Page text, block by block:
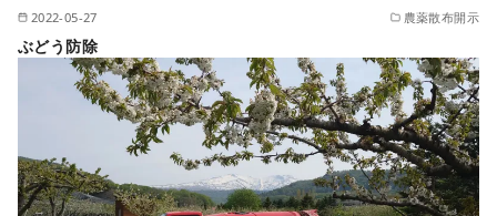
2022-05-27 農薬散布開示
ぶどう防除